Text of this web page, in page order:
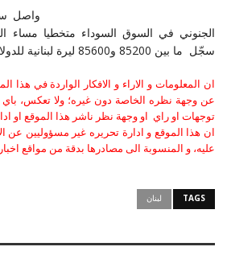
واصل
سجّل ما بين 85200 و85600 ليرة لبنانية للدولار الواحد.
ان المعلومات و الاراء و الافكار الواردة في هذا
عن وجهة نظره الخاصة دون غيره؛ ولا تعكس،
توجهات او راي او وجهة نظر ناشر هذا الموقع او
ان هذا الموقع و ادارة تحريره غير مسؤوليين عن
عليه، و المنسوبة الى مصادرها بدقة من مواقع
TAGS لبنان